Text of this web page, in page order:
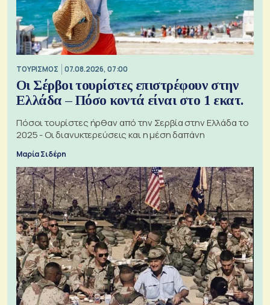
ΤΟΥΡΙΣΜΟΣ 07.08.2026, 07:00
Οι Σέρβοι τουρίστες επιστρέφουν στην
Ελλάδα – Πόσο κοντά είναι στο 1 εκατ.
Πόσοι τουρίστες ήρθαν από την Σερβία στην Ελλάδα το
2025 - Οι διανυκτερεύσεις και η μέση δαπάνη
Μαρία Σιδέρη